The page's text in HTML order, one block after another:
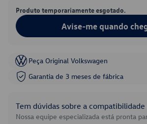
Produto temporariamente esgotado.
Avise-me quando
Peça Original Volkswagen
Garantia de 3 meses de fábrica
Tem dúvidas sobre a
Nossa equipe especializada está pronta